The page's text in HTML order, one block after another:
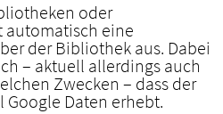
oder
eine
der Bibliothek aus. Dabei
– aktuell allerdings auch
Zwecken – dass der
Google Daten erhebt.